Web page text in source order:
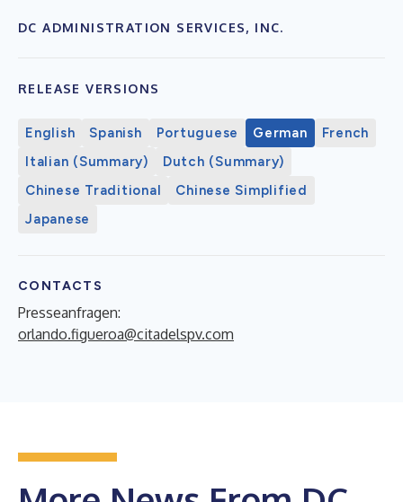
DC ADMINISTRATION SERVICES, INC.
RELEASE VERSIONS
English Spanish Portuguese German
French
Italian (Summary)
Dutch (Summary)
Chinese Traditional
Chinese Simplified
Japanese
CONTACTS
Presseanfragen:
orlando.figueroa@citadelspv.com